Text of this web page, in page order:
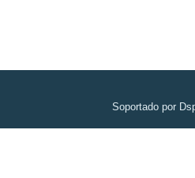
Soportado por